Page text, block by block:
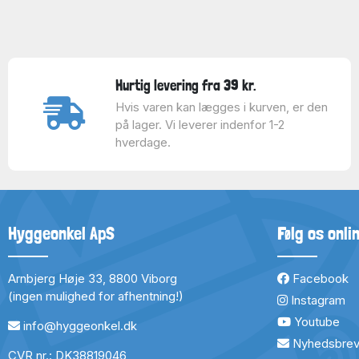
Hurtig levering fra 39 kr.
Hvis varen kan lægges i kurven, er den
på lager. Vi leverer indenfor 1-2
hverdage.
Hyggeonkel ApS
Arnbjerg Høje 33, 8800 Viborg
(ingen mulighed for afhentning!)
info@hyggeonkel.dk
CVR nr.: DK38819046
Følg os
Facebook
Instagram
Youtube
Nyhedsbrev